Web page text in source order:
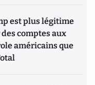
est plus légitime
comptes aux
américains que